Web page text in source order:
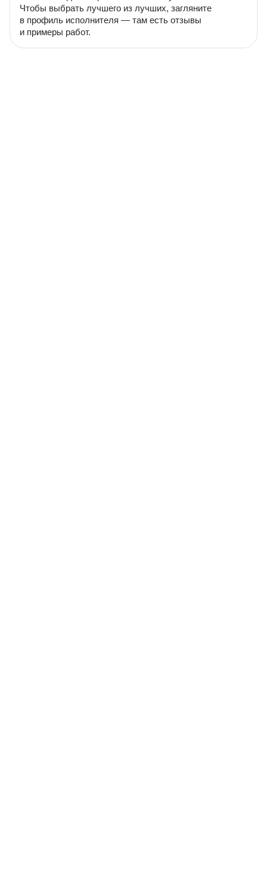
Чтобы выбрать лучшего из лучших, загляните
в профиль исполнителя — там есть отзывы
и примеры работ.